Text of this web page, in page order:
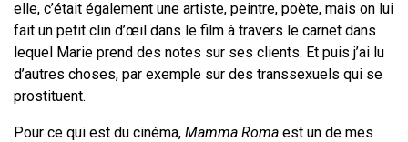
elle, c’était également une artiste, peintre, poète, mais on lui
fait un petit clin d’œil dans le film à travers le carnet dans
lequel Marie prend des notes sur ses clients. Et puis j’ai lu
d’autres choses, par exemple sur des transsexuels qui se
prostituent.
Pour ce qui est du cinéma, Mamma Roma est un de mes